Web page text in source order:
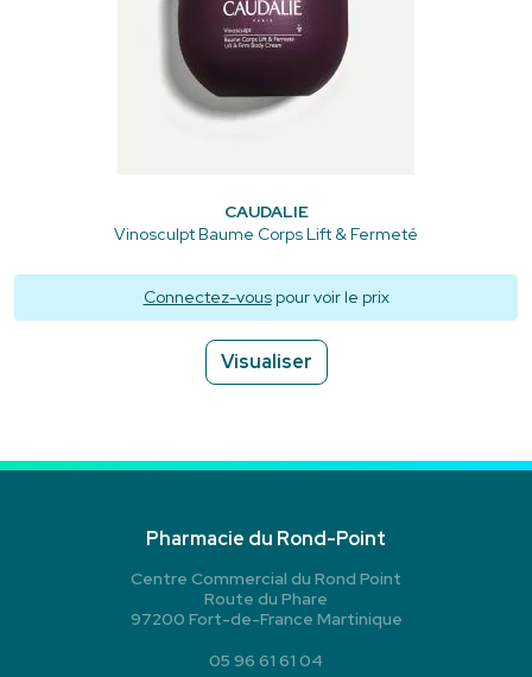
CAUDALIE
Vinosculpt Baume Corps Lift & Fermeté
Connectez-vouspour voir le prix
Visualiser
Pharmacie du Rond-Point
Centre Commercial du Rond Point
Route du Phare
97200 Fort-de-France Martinique
05 96 61 61 04